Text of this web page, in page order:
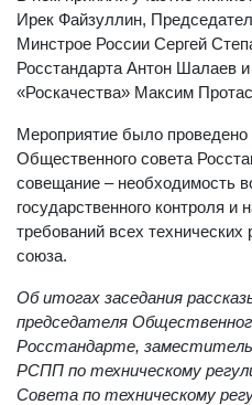
Ирек Файзуллин,
Минстрое России Сергей
Росстандарта Антон Шалаев
«Роскачества» Максим
Мероприятие было
Общественного совета
совещание – необходимость
государственного контроля
требований всех технических
союза.
Об итогах заседания
председателя
Росстандарте,
РСПП по техническому
Совета по техническому